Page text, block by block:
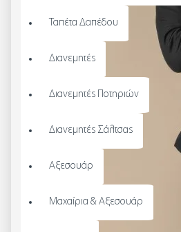
Ταπέτα Δαπέδου
Διανεμητές
Διανεμητές Ποτηριών
Διανεμητές Σάλτσας
Αξεσουάρ
Μαχαίρια & Αξεσουάρ